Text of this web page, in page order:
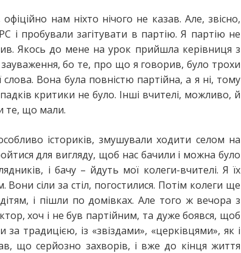
нам ніхто нічого не казав. Але, звісно,
і пробували загітувати в партію. Я партію не
Якось до мене на урок прийшла керівниця з
зауваження, бо те, про що я говорив, було трохи
Вона була повністю партійна, а я ні, тому
критики не було. Інші вчителі, можливо, й
те, що мали.
істориків, змушували ходити селом на
для вигляду, щоб нас бачили і можна було
і бачу – йдуть мої колеги-вчителі. Я їх
Вони сіли за стіл, погостилися. Потім колеги ще
і пішли по домівках. Але того ж вечора з
хоч і не був партійним, та дуже боявся, щоб
традицією, із «звіздами», «церківцями», як і
що серйозно захворів, і вже до кінця життя